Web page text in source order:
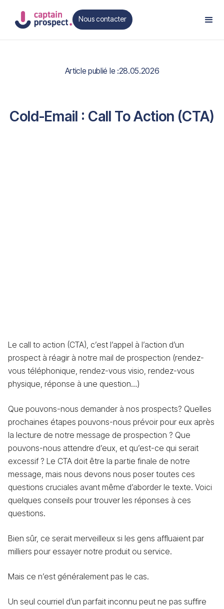
Nous contacter
Contact
Article publié le :28.05.2026
Cold-Email : Call To Action (CTA)
Le call to action (CTA), c’est l’appel à l’action d’un
prospect à réagir à notre mail de prospection (rendez-
vous téléphonique, rendez-vous visio, rendez-vous
physique, réponse à une question…)
Que pouvons-nous demander à nos prospects? Quelles
prochaines étapes pouvons-nous prévoir pour eux après
la lecture de notre message de prospection ? Que
pouvons-nous attendre d’eux, et qu’est-ce qui serait
excessif ? Le CTA doit être la partie finale de notre
message, mais nous devons nous poser toutes ces
questions cruciales avant même d’aborder le texte. Voici
quelques conseils pour trouver les réponses à ces
questions.
Bien sûr, ce serait merveilleux si les gens affluaient par
milliers pour essayer notre produit ou service.
Mais ce n’est généralement pas le cas.
Un seul courriel d’un parfait inconnu peut ne pas suffire